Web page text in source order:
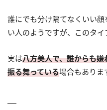
誰にでも分け隔てなくいい
い人のようですが、このタイ
実は八方美人で、誰からも
振る舞っている場合もありま